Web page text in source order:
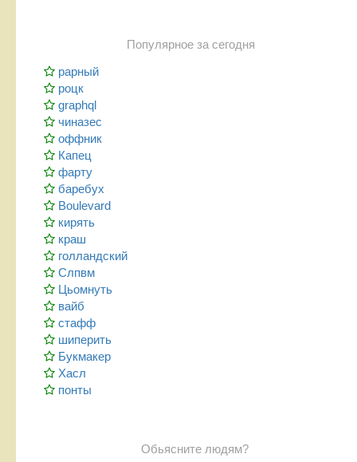
Популярное за сегодня
рарный
роцк
graphql
чиназес
оффник
Капец
фарту
баребух
Boulevard
кирять
краш
голландский
Слпвм
Цьомнуть
вайб
стафф
шиперить
Букмакер
Хасл
понты
Обьясните людям?